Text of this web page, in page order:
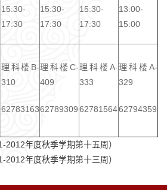
15:30-
17:30
15:30-
17:30
15:30-
17:30
13:00-
15:00
理科楼B-
310
62783163
理科楼C-
409
62789309
理科楼A-
333
62781564
理科楼A-
329
62794359
2012年度秋季学期第十五周）
2012年度秋季学期第十三周）